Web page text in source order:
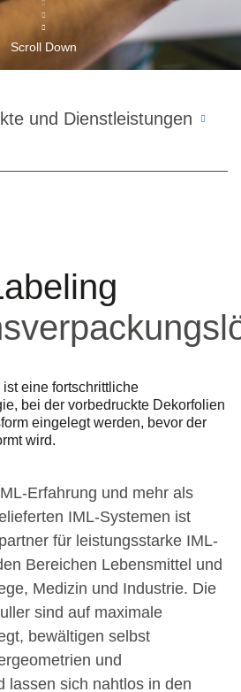
Scroll Down
und Dienstleistungen
ist eine fortschrittliche
bei der vorbedruckte Dekorfolien
eingelegt werden, bevor der
wird.
Erfahrung und mehr als
IML-Systemen ist
für leistungsstarke IML-
Bereichen Lebensmittel und
Medizin und Industrie. Die
sind auf maximale
bewältigen selbst
und
lassen sich nahtlos in den